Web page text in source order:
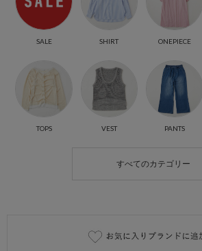
SALE
TOPS
SHIRT
VEST
ONEPIECE
PANTS
すべてのカテゴリー